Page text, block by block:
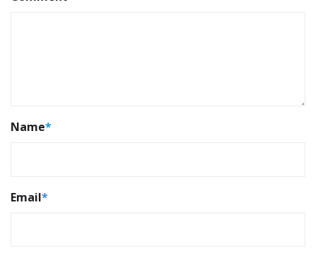
Name*
Email*